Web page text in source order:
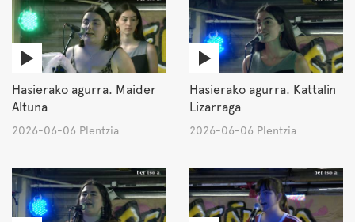
Hasierako agurra. Maider
Altuna
2026-06-06 Plentzia
Hasierako agurra. Kattalin
Lizarraga
2026-06-06 Plentzia